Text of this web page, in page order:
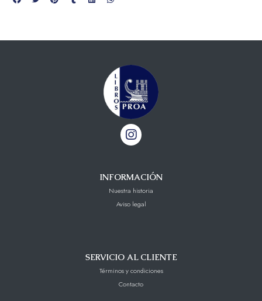
INFORMACIÓN
Nuestra historia
Aviso legal
SERVICIO AL CLIENTE
Términos y condiciones
Contacto